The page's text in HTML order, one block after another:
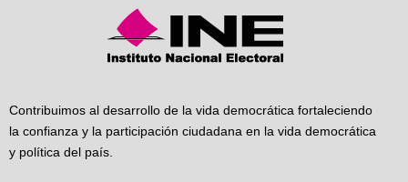
Contribuimos al desarrollo de la vida democrática fortaleciendo
la confianza y la participación ciudadana en la vida democrática
y política del país.